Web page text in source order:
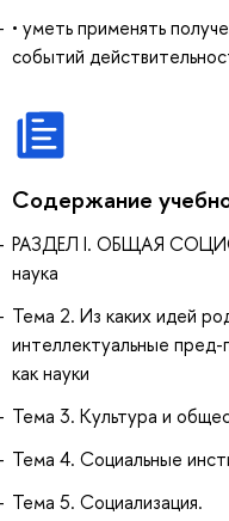
• уметь применять
событий
Содержание
РАЗДЕЛ I. ОБЩАЯ
наука
Тема 2. Из каких идей
интеллектуальные пред-
как науки
Тема 3. Культура и
Тема 4. Социальные
Тема 5. Социализация.